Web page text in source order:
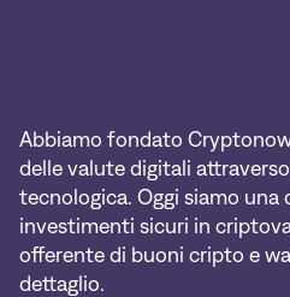
Abbiamo fondato
delle valute digitali
tecnologica. Oggi siamo una
investimenti sicuri in
offerente di buoni cripto e
dettaglio.